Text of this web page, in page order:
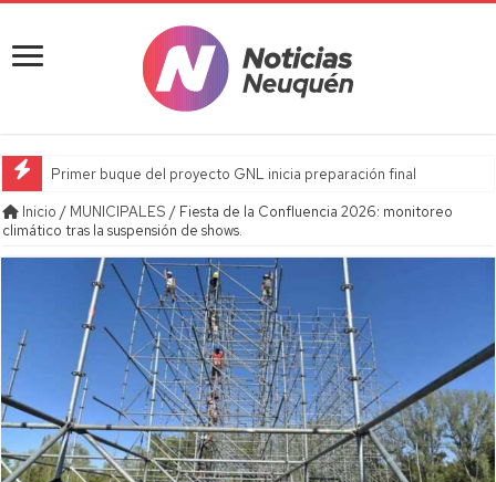
Primer buque del proyecto GNL inicia preparación final
Inicio / MUNICIPALES / Fiesta de la Confluencia 2026: monitoreo
climático tras la suspensión de shows.